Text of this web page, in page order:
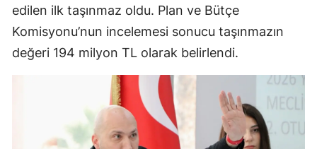
edilen ilk taşınmaz oldu. Plan ve Bütçe
Komisyonu’nun incelemesi sonucu taşınmazın
değeri 194 milyon TL olarak belirlendi.